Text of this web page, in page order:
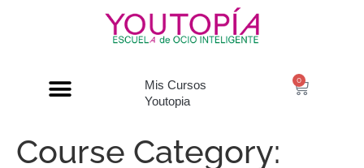
Mis Cursos
Youtopia
0
Course Category: